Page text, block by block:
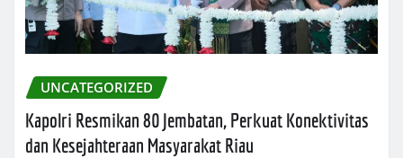
UNCATEGORIZED
Kapolri Resmikan 80 Jembatan, Perkuat Konektivitas
dan Kesejahteraan Masyarakat Riau